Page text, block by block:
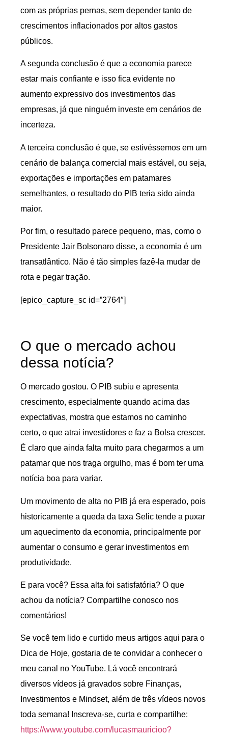
com as próprias pernas, sem depender tanto de
crescimentos inflacionados por altos gastos
públicos.
A segunda conclusão é que a economia parece
estar mais confiante e isso fica evidente no
aumento expressivo dos investimentos das
empresas, já que ninguém investe em cenários de
incerteza.
A terceira conclusão é que, se estivéssemos em um
cenário de balança comercial mais estável, ou seja,
exportações e importações em patamares
semelhantes, o resultado do PIB teria sido ainda
maior.
Por fim, o resultado parece pequeno, mas, como o
Presidente Jair Bolsonaro disse, a economia é um
transatlântico. Não é tão simples fazê-la mudar de
rota e pegar tração.
[epico_capture_sc id=”2764″]
O que o mercado achou
dessa notícia?
O mercado gostou. O PIB subiu e apresenta
crescimento, especialmente quando acima das
expectativas, mostra que estamos no caminho
certo, o que atrai investidores e faz a Bolsa crescer.
É claro que ainda falta muito para chegarmos a um
patamar que nos traga orgulho, mas é bom ter uma
notícia boa para variar.
Um movimento de alta no PIB já era esperado, pois
historicamente a queda da taxa Selic tende a puxar
um aquecimento da economia, principalmente por
aumentar o consumo e gerar investimentos em
produtividade.
E para você? Essa alta foi satisfatória? O que
achou da notícia? Compartilhe conosco nos
comentários!
Se você tem lido e curtido meus artigos aqui para o
Dica de Hoje, gostaria de te convidar a conhecer o
meu canal no YouTube. Lá você encontrará
diversos vídeos já gravados sobre Finanças,
Investimentos e Mindset, além de três vídeos novos
toda semana! Inscreva-se, curta e compartilhe:
https://www.youtube.com/lucasmauricioo?